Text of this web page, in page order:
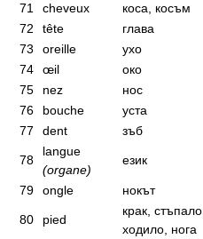
71 cheveux коса, косъм
72
tête глава
73
oreille ухо
74
œil око
75
nez нос
76
bouche уста
77
dent зъб
78
langue
(organe)
език
79 ongle нокът
80 pied
крак, стъпало,
ходило, нога